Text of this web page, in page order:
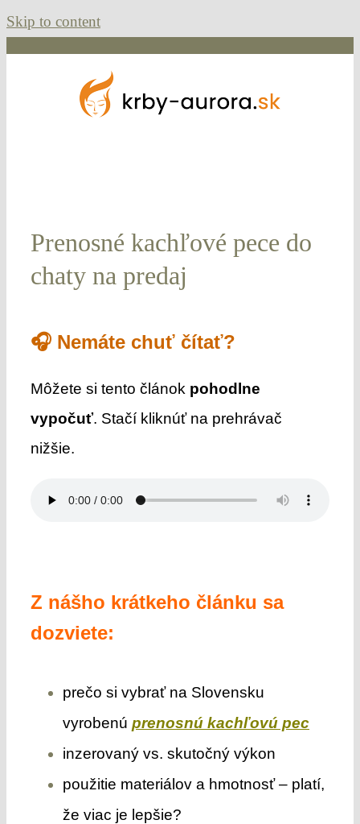
Skip to content
Prenosné kachľové pece do
chaty na predaj
🎧 Nemáte chuť čítať?
Môžete si tento článok pohodlne
vypočuť. Stačí kliknúť na prehrávač
nižšie.
Z nášho krátkeho článku sa
dozviete:
prečo si vybrať na Slovensku
vyrobenú prenosnú kachľovú pec
inzerovaný vs. skutočný výkon
použitie materiálov a hmotnosť – platí,
že viac je lepšie?